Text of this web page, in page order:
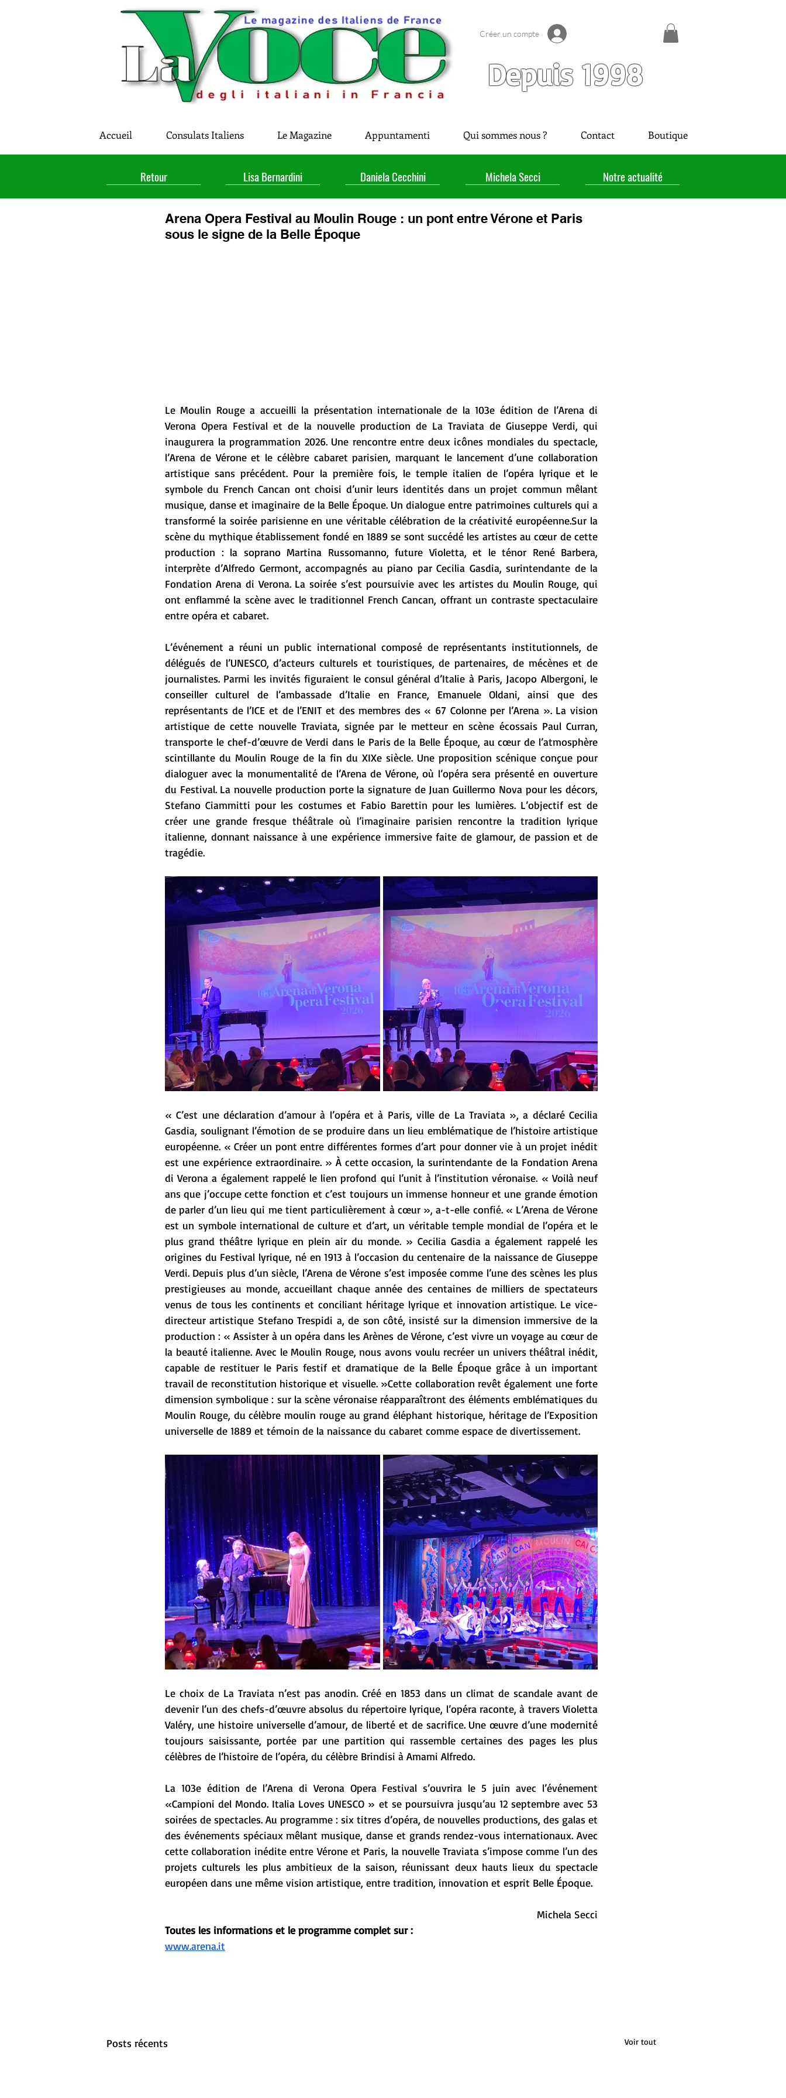
Créer un compte
Depuis 1998
Accueil Consulats Italiens Le Magazine Appuntamenti Qui sommes nous ? Contact Boutique
Retour Lisa Bernardini Daniela Cecchini Michela Secci Notre actualité
Arena Opera Festival au Moulin Rouge : un pont entre Vérone et Paris
sous le signe de la Belle Époque
Le Moulin Rouge a accueilli la présentation internationale de la 103e édition de l’Arena di
Verona Opera Festival et de la nouvelle production de La Traviata de Giuseppe Verdi, qui
inaugurera la programmation 2026. Une rencontre entre deux icônes mondiales du spectacle,
l’Arena de Vérone et le célèbre cabaret parisien, marquant le lancement d’une collaboration
artistique sans précédent. Pour la première fois, le temple italien de l’opéra lyrique et le
symbole du French Cancan ont choisi d’unir leurs identités dans un projet commun mêlant
musique, danse et imaginaire de la Belle Époque. Un dialogue entre patrimoines culturels qui a
transformé la soirée parisienne en une véritable célébration de la créativité européenne.Sur la
scène du mythique établissement fondé en 1889 se sont succédé les artistes au cœur de cette
production : la soprano Martina Russomanno, future Violetta, et le ténor René Barbera,
interprète d’Alfredo Germont, accompagnés au piano par Cecilia Gasdia, surintendante de la
Fondation Arena di Verona. La soirée s’est poursuivie avec les artistes du Moulin Rouge, qui
ont enflammé la scène avec le traditionnel French Cancan, offrant un contraste spectaculaire
entre opéra et cabaret.
L’événement a réuni un public international composé de représentants institutionnels, de
délégués de l’UNESCO, d’acteurs culturels et touristiques, de partenaires, de mécènes et de
journalistes. Parmi les invités figuraient le consul général d’Italie à Paris, Jacopo Albergoni, le
conseiller culturel de l’ambassade d’Italie en France, Emanuele Oldani, ainsi que des
représentants de l’ICE et de l’ENIT et des membres des « 67 Colonne per l’Arena ». La vision
artistique de cette nouvelle Traviata, signée par le metteur en scène écossais Paul Curran,
transporte le chef-d’œuvre de Verdi dans le Paris de la Belle Époque, au cœur de l’atmosphère
scintillante du Moulin Rouge de la fin du XIXe siècle. Une proposition scénique conçue pour
dialoguer avec la monumentalité de l’Arena de Vérone, où l’opéra sera présenté en ouverture
du Festival. La nouvelle production porte la signature de Juan Guillermo Nova pour les décors,
Stefano Ciammitti pour les costumes et Fabio Barettin pour les lumières. L’objectif est de
créer une grande fresque théâtrale où l’imaginaire parisien rencontre la tradition lyrique
italienne, donnant naissance à une expérience immersive faite de glamour, de passion et de
tragédie.
« C’est une déclaration d’amour à l’opéra et à Paris, ville de La Traviata », a déclaré Cecilia
Gasdia, soulignant l’émotion de se produire dans un lieu emblématique de l’histoire artistique
européenne. « Créer un pont entre différentes formes d’art pour donner vie à un projet inédit
est une expérience extraordinaire. » À cette occasion, la surintendante de la Fondation Arena
di Verona a également rappelé le lien profond qui l’unit à l’institution véronaise. « Voilà neuf
ans que j’occupe cette fonction et c’est toujours un immense honneur et une grande émotion
de parler d’un lieu qui me tient particulièrement à cœur », a-t-elle confié. « L’Arena de Vérone
est un symbole international de culture et d’art, un véritable temple mondial de l’opéra et le
plus grand théâtre lyrique en plein air du monde. » Cecilia Gasdia a également rappelé les
origines du Festival lyrique, né en 1913 à l’occasion du centenaire de la naissance de Giuseppe
Verdi. Depuis plus d’un siècle, l’Arena de Vérone s’est imposée comme l’une des scènes les plus
prestigieuses au monde, accueillant chaque année des centaines de milliers de spectateurs
venus de tous les continents et conciliant héritage lyrique et innovation artistique. Le vice-
directeur artistique Stefano Trespidi a, de son côté, insisté sur la dimension immersive de la
production : « Assister à un opéra dans les Arènes de Vérone, c’est vivre un voyage au cœur de
la beauté italienne. Avec le Moulin Rouge, nous avons voulu recréer un univers théâtral inédit,
capable de restituer le Paris festif et dramatique de la Belle Époque grâce à un important
travail de reconstitution historique et visuelle. »Cette collaboration revêt également une forte
dimension symbolique : sur la scène véronaise réapparaîtront des éléments emblématiques du
Moulin Rouge, du célèbre moulin rouge au grand éléphant historique, héritage de l’Exposition
universelle de 1889 et témoin de la naissance du cabaret comme espace de divertissement.
Le choix de La Traviata n’est pas anodin. Créé en 1853 dans un climat de scandale avant de
devenir l’un des chefs-d’œuvre absolus du répertoire lyrique, l’opéra raconte, à travers Violetta
Valéry, une histoire universelle d’amour, de liberté et de sacrifice. Une œuvre d’une modernité
toujours saisissante, portée par une partition qui rassemble certaines des pages les plus
célèbres de l’histoire de l’opéra, du célèbre Brindisi à Amami Alfredo.
La 103e édition de l’Arena di Verona Opera Festival s’ouvrira le 5 juin avec l’événement
«Campioni del Mondo. Italia Loves UNESCO » et se poursuivra jusqu’au 12 septembre avec 53
soirées de spectacles. Au programme : six titres d’opéra, de nouvelles productions, des galas et
des événements spéciaux mêlant musique, danse et grands rendez-vous internationaux. Avec
cette collaboration inédite entre Vérone et Paris, la nouvelle Traviata s’impose comme l’un des
projets culturels les plus ambitieux de la saison, réunissant deux hauts lieux du spectacle
européen dans une même vision artistique, entre tradition, innovation et esprit Belle Époque.
Michela Secci
Toutes les informations et le programme complet sur :
www.arena.it
Posts récents Voir tout